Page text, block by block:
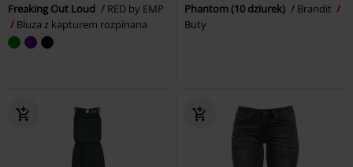
Freaking Out Loud
RED by EMP
Bluza z kapturem rozpinana
Phantom (10 dziurek)
Brandit
Buty